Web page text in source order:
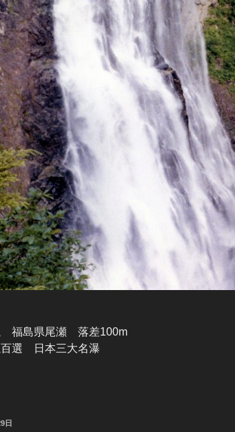
福島県尾瀬 落差100m
百選 日本三大名瀑
日